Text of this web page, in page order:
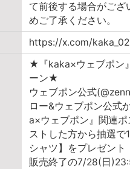
て前後する場合がござ
めご了承ください。
https://x.com/
★『kaka×ウェブポン
ーン★
ウェブポン公式
ロー&ウェブポン公式
a×ウェブポン』関連ポ
ストした方から抽選で
シャツ】をプレゼント
販売終了の7/28(日